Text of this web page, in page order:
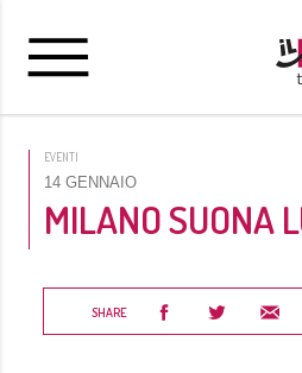
EVENTI
14 GENNAIO
MILANO SUONA
SHARE